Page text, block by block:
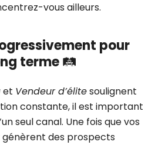
vous ailleurs.
pour
terme🛤
et Vendeur d’élitesoulignent
constante, il est important
seul canal. Une fois que vos
des prospects